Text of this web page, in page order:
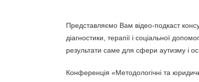
Представляємо Вам відео-подкаст
діагностики, терапії і соціальної
результати саме для сфери аутизму і
Конференція «Методологічні та